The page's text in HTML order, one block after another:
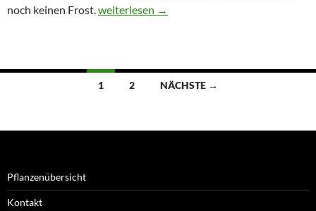
noch keinen Frost.Herbst im Kleinstgarten
weiterlesen →
Beitragsnavigation
1 2 NÄCHSTE →
Pflanzenübersicht
Kontakt